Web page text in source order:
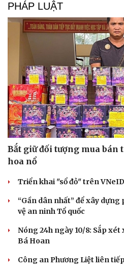
PHÁP LUẬT
Bắt giữ đối tượng mua bán
hoa nổ
Triển khai "sổ đỏ" trên
“Gần dân nhất” để xây
vệ an ninh Tổ quốc
Nóng 24h ngày 10/8: Sắp
Bá Hoan
Công an Phương Liệt liên